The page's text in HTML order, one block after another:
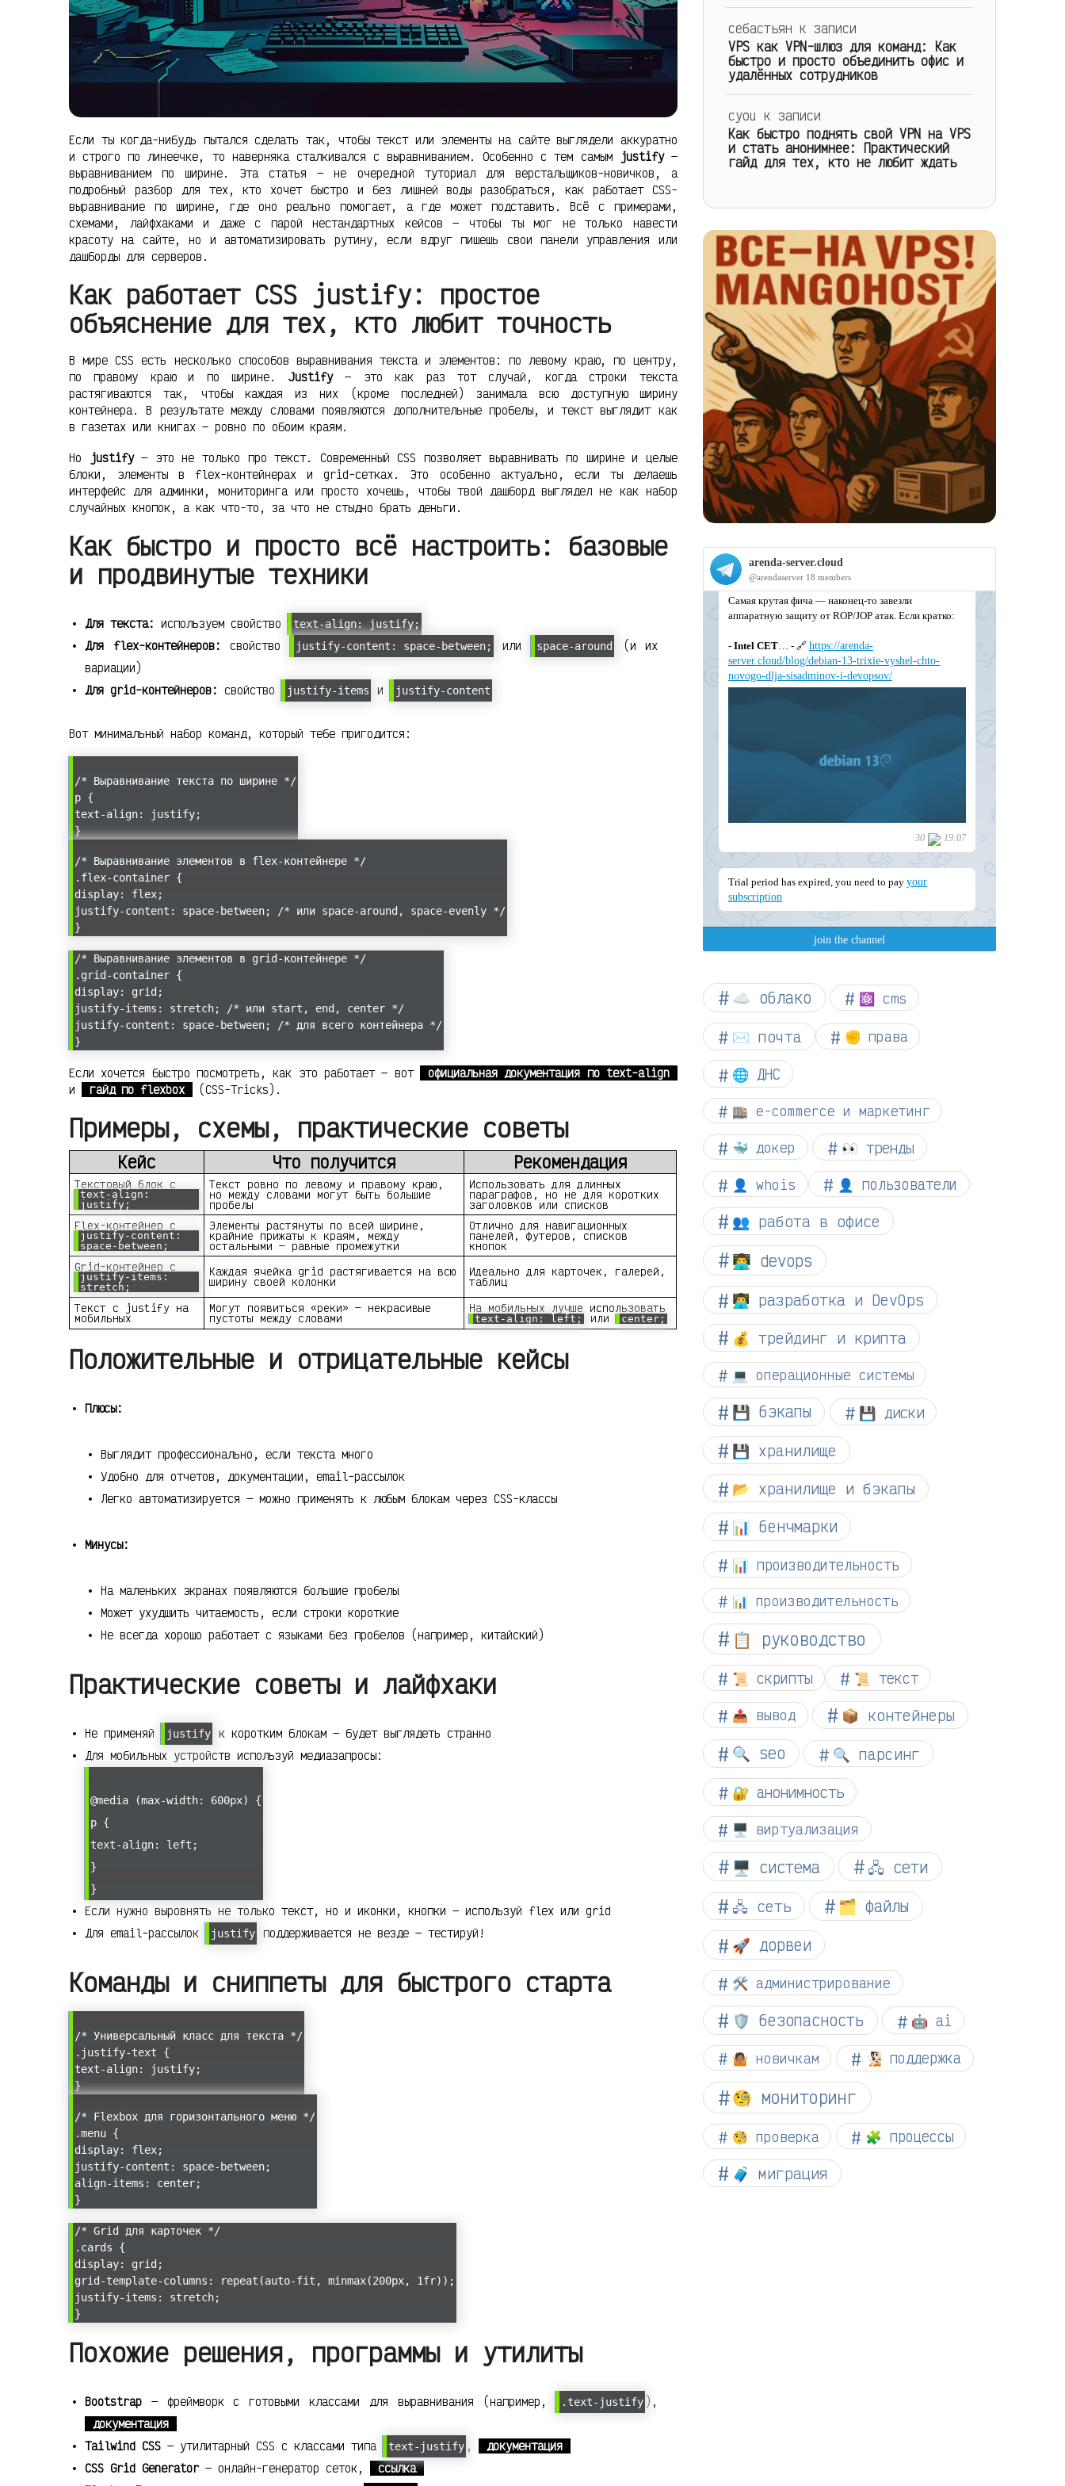
Если ты когда-нибудь пытался сделать так, чтобы текст или элементы на сайте выглядели аккуратно
и строго по линеечке, то наверняка сталкивался с выравниванием. Особенно с тем самым
justify—
выравниванием по ширине. Эта статья — не очередной туториал для верстальщиков-новичков, а
подробный разбор для тех, кто хочет быстро и без лишней воды разобраться, как работает CSS-
выравнивание по ширине, где оно реально помогает, а где может подставить. Всё с примерами,
схемами, лайфхаками и даже с парой нестандартных кейсов — чтобы ты мог не только навести
красоту на сайте, но и автоматизировать рутину, если вдруг пишешь свои панели управления или
дашборды для серверов.
Как работает CSS justify: простое
объяснение для тех, кто любит точность
В мире CSS есть несколько способов выравнивания текста и элементов: по левому краю, по центру,
по правому краю и по ширине. Justify— это как раз тот случай, когда строки текста
растягиваются так, чтобы каждая из них (кроме последней) занимала всю доступную ширину
контейнера. В результате между словами появляются дополнительные пробелы, и текст выглядит как
в газетах или книгах — ровно по обоим краям.
Но justify— это не только про текст. Современный CSS позволяет выравнивать по ширине и целые
блоки, элементы в flex-контейнерах и grid-сетках. Это особенно актуально, если ты делаешь
интерфейс для админки, мониторинга или просто хочешь, чтобы твой дашборд выглядел не как набор
случайных кнопок, а как что-то, за что не стыдно брать деньги.
Как быстро и просто всё настроить: базовые
и продвинутые техники
Для текста: используем свойство text-align: justify;
Для flex-контейнеров: свойство justify-content: space-between; или space-around
(и их
вариации)
Для grid-контейнеров: свойство justify-items и justify-content
Вот минимальный набор команд, который тебе пригодится:
/* Выравнивание текста по ширине */
p {
text-align: justify;
}
/* Выравнивание элементов в flex-контейнере */
.flex-container {
display: flex;
justify-content: space-between; /* или space-around, space-evenly */
}
/* Выравнивание элементов в grid-контейнере */
.grid-container {
display: grid;
justify-items: stretch; /* или start, end, center */
justify-content: space-between; /* для всего контейнера */
}
Если хочется быстро посмотреть, как это работает — вот
официальная документация по text-align
и
гайд по flexbox (CSS-Tricks).
Примеры, схемы, практические советы
Кейс Что получится Рекомендация
Текстовый блок с
text-align:
justify;
Текст ровно по левому и правому краю,
но между словами могут быть большие
пробелы
Использовать для длинных
параграфов, но не для коротких
заголовков или списков
Flex-контейнер с
justify-content:
space-between;
Элементы растянуты по всей ширине,
крайние прижаты к краям, между
остальными — равные промежутки
Отлично для навигационных
панелей, футеров, списков
кнопок
Grid-контейнер с
justify-items:
stretch;
Каждая ячейка grid растягивается на всю
ширину своей колонки
Идеально для карточек, галерей,
таблиц
Текст с justify на
мобильных
Могут появиться «реки» — некрасивые
пустоты между словами
На мобильных лучше использовать
text-align: left; или center;
Положительные и отрицательные кейсы
Плюсы:
Выглядит профессионально, если текста много
Удобно для отчетов, документации, email-рассылок
Легко автоматизируется — можно применять к любым блокам через CSS-классы
Минусы:
На маленьких экранах появляются большие пробелы
Может ухудшить читаемость, если строки короткие
Не всегда хорошо работает с языками без пробелов (например, китайский)
Практические советы и лайфхаки
Не применяй justify
к коротким блокам — будет выглядеть странно
Для мобильных устройств используй медиазапросы:
@media (max-width: 600px) {
p {
text-align: left;
}
}
Если нужно выровнять не только текст, но и иконки, кнопки — используй flex или grid
Для email-рассылок
justify поддерживается не везде — тестируй!
Команды и сниппеты для быстрого старта
/* Универсальный класс для текста */
.justify-text {
text-align: justify;
}
/* Flexbox для горизонтального меню */
.menu {
display: flex;
justify-content: space-between;
align-items: center;
}
/* Grid для карточек */
.cards {
display: grid;
grid-template-columns: repeat(auto-fit, minmax(200px, 1fr));
justify-items: stretch;
}
Похожие решения, программы и утилиты
Bootstrap — фреймворк с готовыми классами для выравнивания (например, .text-justify ),
документация
Tailwind CSS — утилитарный CSS с классами типа text-justify ,
документация
CSS Grid Generator— онлайн-генератор сеток,
ссылка
себастьян к записи
VPS как VPN-шлюз для команд: Как
быстро и просто объединить офис и
удалённых сотрудников
cyou к записи
Как быстро поднять свой VPN на VPS
и стать анонимнее: Практический
гайд для тех, кто не любит ждать
☁︎ облако ⚛ cms
✉️ почта ✊ права
🌐 ДНС
🏬 e-commerce и маркетинг
🐳 докер 👀 тренды
👤 whois 👤 пользователи
👥 работа в офисе
👨‍💻 devops
👨‍💻 разработка и DevOps
💰 трейдинг и крипта
💻 операционные системы
💾 бэкапы 💾 диски
💾 хранилище
📂 хранилище и бэкапы
📊 бенчмарки
📊 производительность
📊 производительность
📋 руководство
📜 скрипты 📜 текст
📤 вывод 📦 контейнеры
🔍 seo 🔍 парсинг
🔐 анонимность
🖥️ виртуализация
🖥️ система 🖧 сети
🖧 сеть 🗂️ файлы
🚀 дорвеи
🛠️ администрирование
🛡️ безопасность 🤖 ai
🤷🏽 новичкам 🧏🏻 поддержка
🧐 мониторинг
🧐 проверка 🧩 процессы
🧳 миграция